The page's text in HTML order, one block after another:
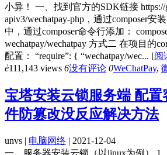
小异！ 一、找到官方的SDK链接 https://
apiv3/wechatpay-php，通过composer安
中，通过composer命令行添加：
wechatpay/wechatpay 方式二 在项目的
配置： “require”: { “wechatpay/wec... [阅
ė111,143 views 6没有评论 0WeChatPay,
宝塔安装云锁服务端 配置
件防篡改没反应解决方法
unvs | 电脑网络 | 2021-12-04